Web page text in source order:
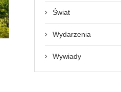
Świat
Wydarzenia
Wywiady